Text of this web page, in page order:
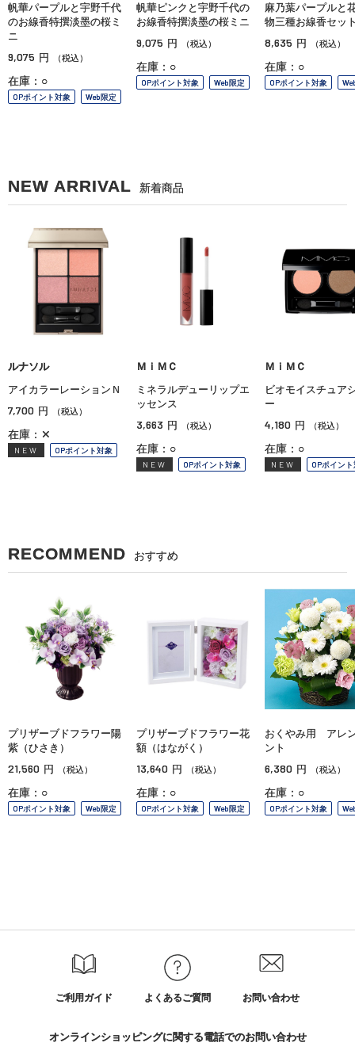
帆華パープルと宇野千代
のお線香特撰淡墨の桜ミ
ニ
9,075 円 （税込）
在庫：○
OPポイント対象 Web限定
帆華ピンクと宇野千代の
お線香特撰淡墨の桜ミニ
9,075 円 （税込）
在庫：○
OPポイント対象 Web限定
麻乃葉パープルと
物三種お線香セッ
8,635 円 （税込）
在庫：○
OPポイント対象
NEW ARRIVAL 新着商品
ルナソル
アイカラーレーションＮ
7,700 円 （税込）
在庫：✕
NEW OPポイント対象
ＭｉＭＣ
ミネラルデューリップエ
ッセンス
3,663 円 （税込）
在庫：○
NEW OPポイント対象
ＭｉＭＣ
ビオモイスチュア
ー
4,180 円 （税込）
在庫：○
NEW OPポイン
RECOMMEND おすすめ
プリザーブドフラワー陽
紫（ひさき）
21,560 円 （税込）
在庫：○
OPポイント対象 Web限定
プリザーブドフラワー花
額（はながく）
13,640 円 （税込）
在庫：○
OPポイント対象 Web限定
おくやみ用 アレ
ント
6,380 円 （税込）
在庫：○
OPポイント対象
ご利用ガイド よくあるご質問 お問い合わせ
オンラインショッピングに関する電話でのお問い合わせ